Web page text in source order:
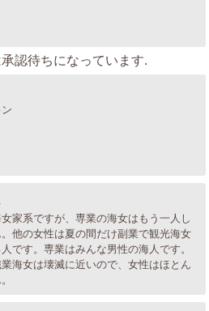
認待ちになっています.
家系ですが、専業の海女はもう一人し
他の女性は夏の間だけ副業で観光海女
です。専業はみんな男性の海人です。
海女は壊滅に近いので、女性はほとん